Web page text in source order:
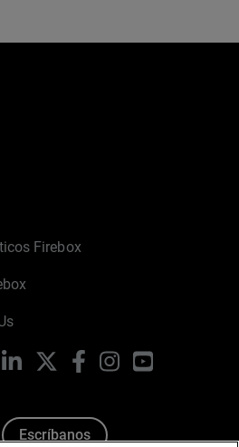
Firebox
LinkedIn FacebookInstagramYouTube
Escríbanos